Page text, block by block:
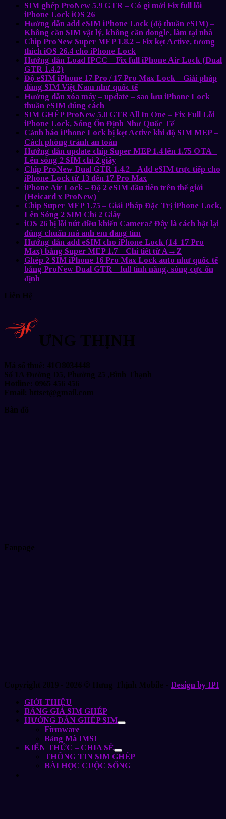
SIM ghép ProNew 5.9 GTR – Có gì mới Fix full lỗi
iPhone Lock iOS 26
Hướng dẫn add eSIM iPhone Lock (độ thuần eSIM) –
Không cần SIM vật lý, không cần dongle, làm tại nhà
Chip ProNew Super MEP 1.8.2 – Fix kẹt Active, tương
thích iOS 26.4 cho iPhone Lock
Hướng dẫn Load IPCC – Fix full iPhone Air Lock (Dual
GTR 1.4.2)
Độ eSIM iPhone 17 Pro / 17 Pro Max Lock – Giải pháp
dùng SIM Việt Nam như quốc tế
Hướng dẫn xóa máy – update – sao lưu iPhone Lock
thuần eSIM đúng cách
SIM GHÉP ProNew 5.8 GTR All In One – Fix Full Lỗi
iPhone Lock, Sóng Ổn Định Như Quốc Tế
Cảnh báo iPhone Lock bị kẹt Active khi độ SIM MEP –
Cách phòng tránh an toàn
Hướng dẫn update chip Super MEP 1.4 lên 1.75 OTA –
Lên sóng 2 SIM chỉ 2 giây
Chip ProNew Dual GTR 1.4.2 – Add eSIM trực tiếp cho
iPhone Lock từ 13 đến 17 Pro Max
iPhone Air Lock – Độ 2 eSIM đầu tiên trên thế giới
(Heicard x ProNew)
Chip Super MEP 1.75 – Giải Pháp Đặc Trị iPhone Lock,
Lên Sóng 2 SIM Chỉ 2 Giây
iOS 26 bị lỗi nút điều khiển Camera? Đây là cách bật lại
đúng chuẩn mà anh em đang tìm
Hướng dẫn add eSIM cho iPhone Lock (14–17 Pro
Max) bằng Super MEP 1.7 – Chi tiết từ A→Z
Ghép 2 SIM iPhone 16 Pro Max Lock auto như quốc tế
bằng ProNew Dual GTR – full tính năng, sóng cực ổn
định
Liên Hệ
ƯNG THỊNH
Mã số thuế: 41O8034448
Số 1A Đường D5, Phường 25 ,Bình Thạnh
Hotline: 0965 456 456
Email: httset@gmail.com
Bàn đồ
Fanpage
Copyright 2019 - 2026 © Hưng Thịnh Mobile - Design by IPI
GIỚI THIỆU
BẢNG GIÁ SIM GHÉP
HƯỚNG DẪN GHÉP SIM
Firmware
Bảng Mã IMSI
KIẾN THỨC – CHIA SẺ
THÔNG TIN SIM GHÉP
BÀI HỌC CUỘC SỐNG